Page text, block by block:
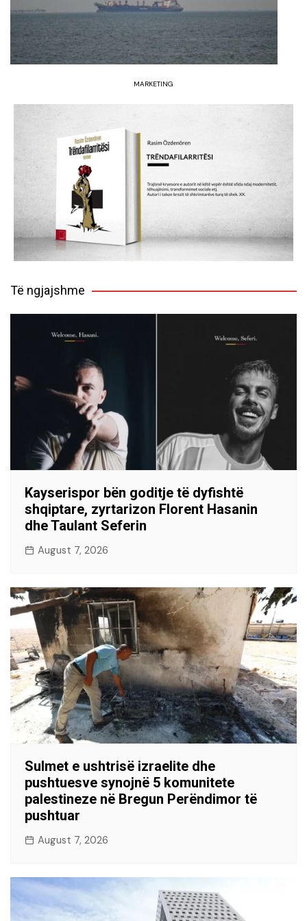
MARKETING
Të ngjajshme
Kayserispor bën goditje të dyfishtë
shqiptare, zyrtarizon Florent Hasanin
dhe Taulant Seferin
August 7, 2026
Sulmet e ushtrisë izraelite dhe
pushtuesve synojnë 5 komunitete
palestineze në Bregun Perëndimor të
pushtuar
August 7, 2026